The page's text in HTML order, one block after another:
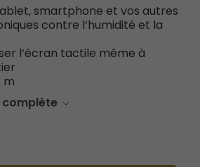
smartphone et vos autres
contre l‘humidité et la
l‘écran tactile même à
m